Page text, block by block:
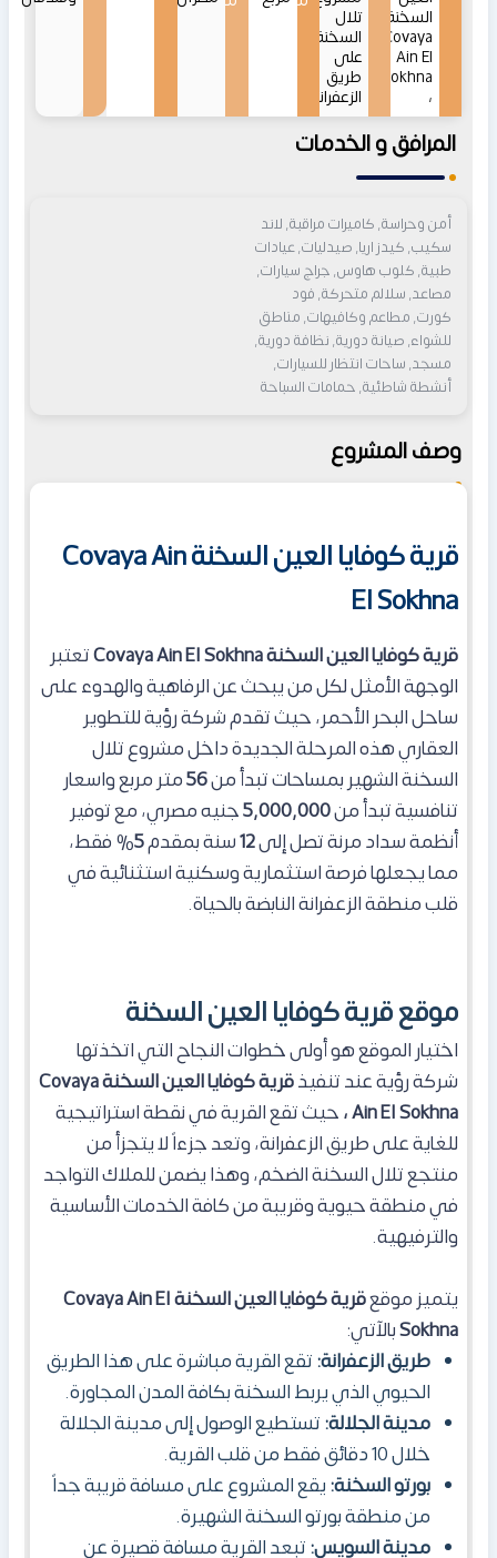
السخنة
Covaya
Ain El
Sokhna
،
تلال
السخنة
على
طريق
الزعفرانة
المرافق و الخدمات
أمن وحراسة, كاميرات مراقبة, لاند
سكيب, كيدز اريا, صيدليات, عيادات
طبية, كلوب هاوس, جراج سيارات,
مصاعد, سلالم متحركة, فود
كورت, مطاعم وكافيهات, مناطق
للشواء, صيانة دورية, نظافة دورية,
مسجد, ساحات انتظار للسيارات,
أنشطة شاطئية, حمامات السباحة
وصف المشروع
قرية كوفايا العين السخنة Covaya Ain
El Sokhna
قرية كوفايا العين السخنة Covaya Ain El Sokhna
تعتبر
الوجهة الأمثل لكل من يبحث عن الرفاهية والهدوء على
ساحل البحر الأحمر، حيث تقدم شركة رؤية للتطوير
العقاري هذه المرحلة الجديدة داخل مشروع تلال
السخنة الشهير بمساحات تبدأ من56متر مربع واسعار
تنافسية تبدأ من5,000,000جنيه مصري، مع توفير
أنظمة سداد مرنة تصل إلى12سنة بمقدم5% فقط،
مما يجعلها فرصة استثمارية وسكنية استثنائية في
قلب منطقة الزعفرانة النابضة بالحياة.
موقع قرية كوفايا العين السخنة
اختيار الموقع هو أولى خطوات النجاح التي اتخذتها
شركة رؤية عند تنفيذ
قرية كوفايا العين السخنة Covaya
Ain El Sokhna ، حيث تقع القرية في نقطة استراتيجية
للغاية على طريق الزعفرانة، وتعد جزءاً لا يتجزأ من
منتجع تلال السخنة الضخم، وهذا يضمن للملاك التواجد
في منطقة حيوية وقريبة من كافة الخدمات الأساسية
والترفيهية.
يتميز موقع
قرية كوفايا العين السخنة Covaya Ain El
Sokhnaبالآتي:
طريق الزعفرانة:تقع القرية مباشرة على هذا الطريق
الحيوي الذي يربط السخنة بكافة المدن المجاورة.
مدينة الجلالة:تستطيع الوصول إلى مدينة الجلالة
خلال 10 دقائق فقط من قلب القرية.
بورتو السخنة:يقع المشروع على مسافة قريبة جداً
من منطقة بورتو السخنة الشهيرة.
مدينة السويس:تبعد القرية مسافة قصيرة عن